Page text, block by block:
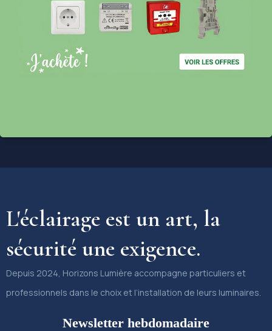
Expédition sous 24-48h : livraison rapide après validation de
commande
Support réactif : une équipe disponible pour vous accompagner
L'éclairage est un art, la
sécurité une exigence.
Depuis 2024, Horizons Lumière accompagne particuliers et
professionnels dans le choix et l’installation de leurs luminaires.
Newsletter hebdomadaire